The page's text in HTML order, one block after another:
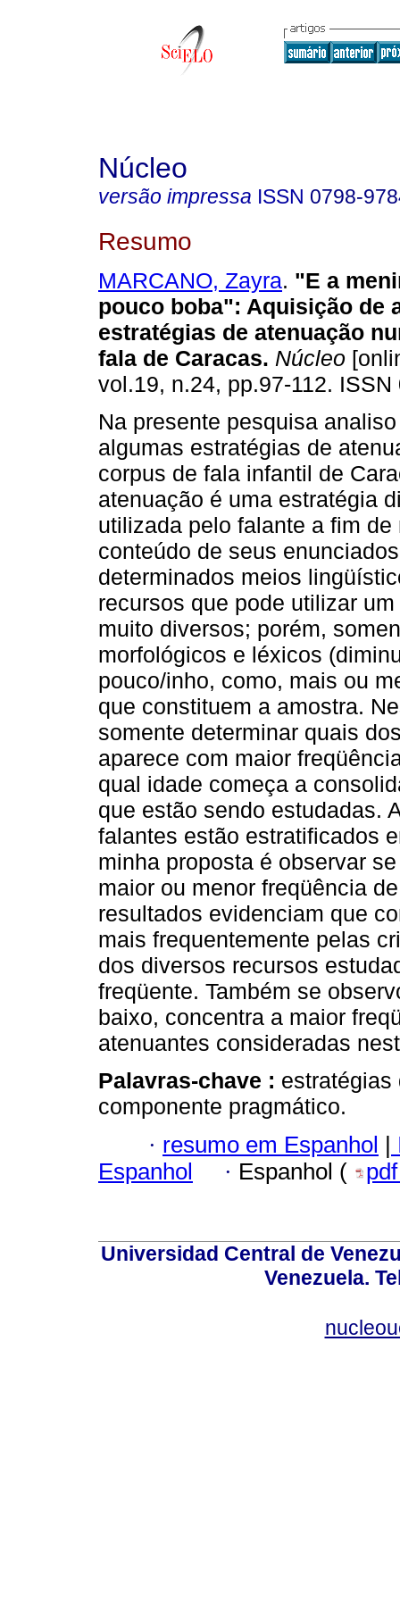
Núcleo
versão impressa ISSN 0798-
Resumo
MARCANO, Zayra. "E a
pouco boba": Aquisição de
estratégias de atenuação
fala de Caracas. Núcleo
vol.19, n.24, pp.97-112. ISSN
Na presente pesquisa
algumas estratégias de
corpus de fala infantil de
atenuação é uma estratégia
utilizada pelo falante a fim de
conteúdo de seus
determinados meios
recursos que pode utilizar
muito diversos; porém,
morfológicos e léxicos
pouco/inho, como, mais ou
que constituem a amostra.
somente determinar quais
aparece com maior
qual idade começa a
que estão sendo estudadas.
falantes estão estratificados
minha proposta é observar
maior ou menor freqüência
resultados evidenciam que
mais frequentemente pelas
dos diversos recursos
freqüente. Também se
baixo, concentra a maior
atenuantes consideradas
Palavras-chave : estratégias
componente pragmático.
· resumo em Espanhol |
Espanhol
· Espanhol (
Universidad Central de
Venezuela.